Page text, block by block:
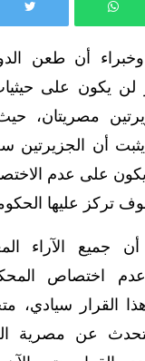
وخبراء أن طعن
لن يكون على
مصريتان،
أن الجزيرتين
على عدم
تركز عليها
أن جميع الآراء
اختصاص
القرار سيادي،
عن مصرية